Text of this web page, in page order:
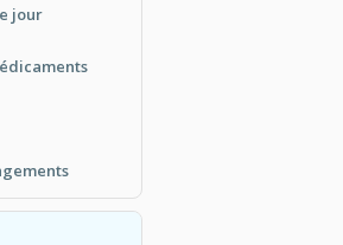
jour